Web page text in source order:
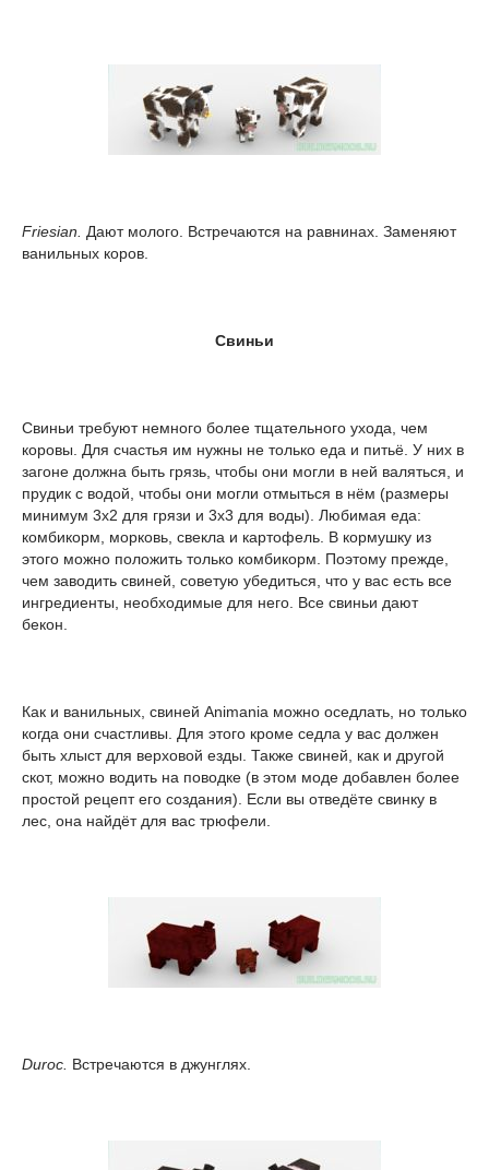
Friesian.
Дают молого. Встречаются на равнинах. Заменяют
ванильных коров.
Свиньи
Свиньи требуют немного более тщательного ухода, чем
коровы. Для счастья им нужны не только еда и питьё. У них в
загоне должна быть грязь, чтобы они могли в ней валяться, и
прудик с водой, чтобы они могли отмыться в нём (размеры
минимум 3х2 для грязи и 3х3 для воды). Любимая еда:
комбикорм, морковь, свекла и картофель. В кормушку из
этого можно положить только комбикорм. Поэтому прежде,
чем заводить свиней, советую убедиться, что у вас есть все
ингредиенты, необходимые для него. Все свиньи дают
бекон.
Как и ванильных, свиней Animania можно оседлать, но только
когда они счастливы. Для этого кроме седла у вас должен
быть хлыст для верховой езды. Также свиней, как и другой
скот, можно водить на поводке (в этом моде добавлен более
простой рецепт его создания). Если вы отведёте свинку в
лес, она найдёт для вас трюфели.
Duroc. Встречаются в джунглях.